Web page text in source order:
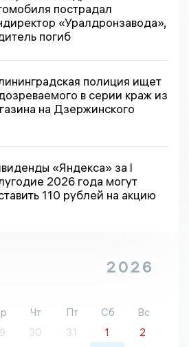
пострадал
«Уралдронзавода»,
погиб
полиция ищет
в серии краж из
на Дзержинского
«Яндекса» за I
2026 года могут
110 рублей на акцию
2026
Чт Пт Сб
Вс
30 31 1
2